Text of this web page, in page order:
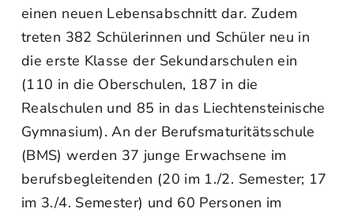
einen neuen Lebensabschnitt dar. Zudem
treten 382 Schülerinnen und Schüler neu in
die erste Klasse der Sekundarschulen ein
(110 in die Oberschulen, 187 in die
Realschulen und 85 in das Liechtensteinische
Gymnasium). An der Berufsmaturitätsschule
(BMS) werden 37 junge Erwachsene im
berufsbegleitenden (20 im 1./2. Semester; 17
im 3./4. Semester) und 60 Personen im